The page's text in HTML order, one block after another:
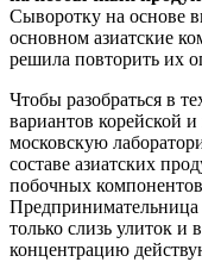
Сыворотку на основе
основном азиатские
решила повторить их
Чтобы разобраться в
вариантов корейской
московскую
составе азиатских
побочных
Предпринимательница
только слизь улиток и
концентрацию